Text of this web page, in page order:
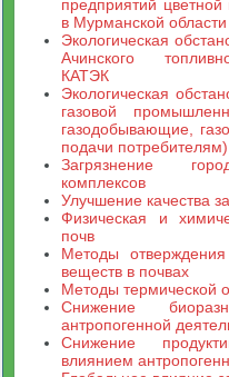
предприятий цветной
в Мурманской области
Экологическая
Ачинского
КАТЭК
Экологическая
газовой
газодобывающие,
подачи потребителям)
Загрязнение
комплексов
Улучшение качества
Физическая и
почв
Методы
веществ в почвах
Методы термической
Снижение
антропогенной
Снижение
влиянием